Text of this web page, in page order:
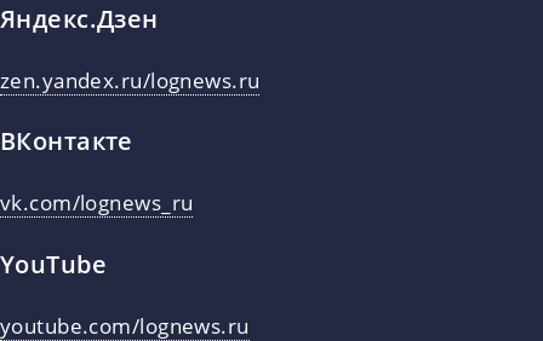
Яндекс.Дзен
zen.yandex.ru/lognews.ru
ВКонтакте
vk.com/lognews_ru
YouTube
youtube.com/lognews.ru